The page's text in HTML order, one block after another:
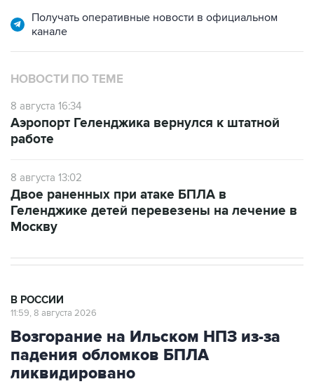
Получать оперативные новости в официальном
канале
НОВОСТИ ПО ТЕМЕ
8 августа 16:34
Аэропорт Геленджика вернулся к штатной
работе
8 августа 13:02
Двое раненных при атаке БПЛА в
Геленджике детей перевезены на лечение в
Москву
В РОССИИ
11:59, 8 августа 2026
Возгорание на Ильском НПЗ из-за
падения обломков БПЛА
ликвидировано